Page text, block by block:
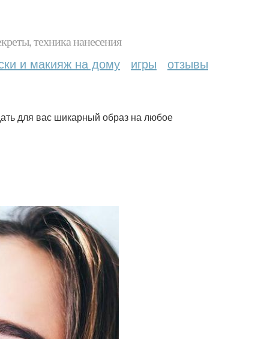
техника нанесения
и макияж на дому игры отзывы
для вас шикарный образ на любое